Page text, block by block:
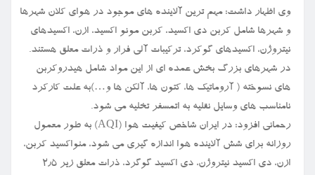
وی اظهار داشت: مهم ترین آلاینده های موجود در هوای کلان شهرها
و شهرها شامل کربن دی اکسید، کربن مونو اکسید، ازن، اکسیدهای
نیتروژن، اکسیدهای گوکرد، ترکیبات آلی فرار و ذرات معلق هستند.
در شهرهای بزرگ بخش عمده ای از این مواد شامل هیدروکربن
های نسوخته ( آروماتیک ها، کتون ها، آلکن ها و…)به علت کارکرد
نامناسب های وسایل نقلیه به اتمسفر تخلیه می شود.
رحمانی افزود: در ایران شاخص کیفیت هوا (AQI) به طور معمول
روزانه برای شش آلاینده هوا اندازه گیری می شود، منواکسید کربن،
ازن، دی اکسید نیتروژن، دی اکسید گوگرد، ذرات معلق زیر ۲٫۵